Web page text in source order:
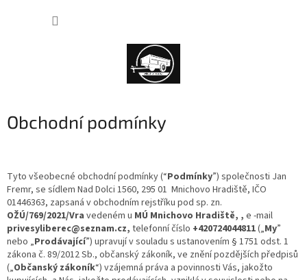
Obchodní podmínky
Tyto všeobecné obchodní podmínky (“Podmínky”) společnosti Jan
Fremr, se sídlem Nad Dolci 1560, 295 01 Mnichovo Hradiště, IČO
01446363, zapsaná v obchodním rejstříku pod sp. zn.
OŽÚ/769/2021/Vra vedeném u MÚ Mnichovo Hradiště, , e -mail
privesyliberec@seznam.cz, telefonní číslo +420724044811(„My”
nebo „Prodávající”) upravují v souladu s ustanovením § 1751 odst. 1
zákona č. 89/2012 Sb., občanský zákoník, ve znění pozdějších předpisů
(„Občanský zákoník“) vzájemná práva a povinnosti Vás, jakožto